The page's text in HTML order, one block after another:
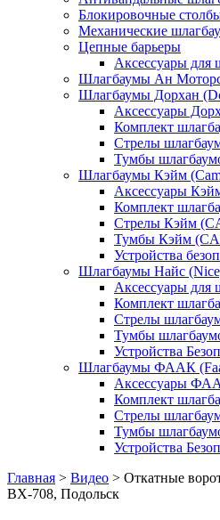
Блокировочные
Механические
Цепные барьеры
Аксессуары для
Шлагбаумы Ан
Шлагбаумы Дорхан
Аксессуары
Комплект
Стрелы
Тумбы
Шлагбаумы Кэйм
Аксессуары
Комплект
Стрелы Кэйм
Тумбы Кэйм
Устройства
Шлагбаумы Найс
Аксессуары для
Комплект
Стрелы
Тумбы
Устройства
Шлагбаумы ФААК
Аксессуары
Комплект
Стрелы
Тумбы
Устройства
Главная > Видео > Откатные
ВХ-708, Подольск